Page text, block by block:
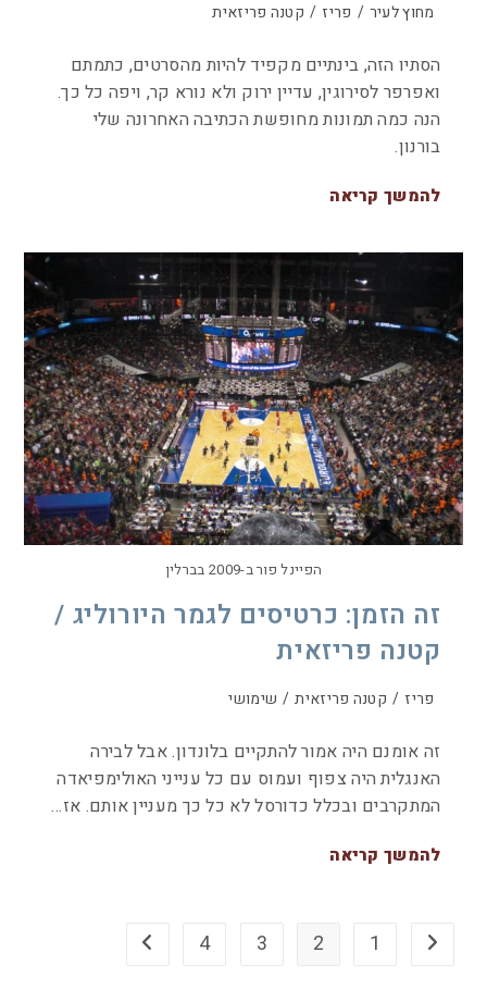
מחוץ לעיר / פריז / קטנה פריזאית
הסתיו הזה, בינתיים מקפיד להיות מהסרטים, כתמתם
ואפרפר לסירוגין, עדיין ירוק ולא נורא קר, ויפה כל כך.
הנה כמה תמונות מחופשת הכתיבה האחרונה שלי
בורנון.
להמשך קריאה
הפיינל פור ב-2009 בברלין
זה הזמן: כרטיסים לגמר היורוליג /
קטנה פריזאית
פריז / קטנה פריזאית / שימושי
זה אומנם היה אמור להתקיים בלונדון. אבל לבירה
האנגלית היה צפוף ועמוס עם כל ענייני האולימפיאדה
המתקרבים ובכלל כדורסל לא כל כך מעניין אותם. אז…
להמשך קריאה
1
2
3
4